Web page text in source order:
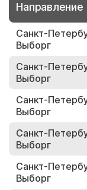
Направление
Санкт-
Выборг
Санкт-
Выборг
Санкт-
Выборг
Санкт-
Выборг
Санкт-
Выборг